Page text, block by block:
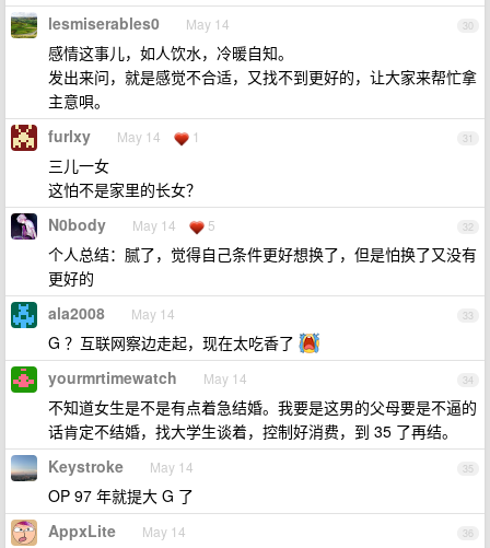
30
lesmiserables0 May 14
感情这事儿，如人饮水，冷暖自知。
发出来问，就是感觉不合适，又找不到更好的，让大家来帮忙拿
主意唄。
31
furlxy May 14 1
三儿一女
这怕不是家里的长女？
32
N0body May 14 5
个人总结：腻了，觉得自己条件更好想换了，但是怕换了又没有
更好的
33
ala2008 May 14
G ？互联网察边走起，现在太吃香了
34
yourmrtimewatch May 14
不知道女生是不是有点着急结婚。我要是这男的父母要是不逼的
话肯定不结婚，找大学生谈着，控制好消费，到 35 了再结。
35
Keystroke May 14
OP 97 年就提大 G 了
36
AppxLite May 14